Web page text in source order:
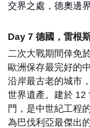
交界之處，德奧邊
Day 7 德國，雷根
二次大戰期間倖免
歐洲保存最完好的
沿岸最古老的城市
世界遺產。建於 12
門，是中世紀工程
為巴伐利亞最傑出